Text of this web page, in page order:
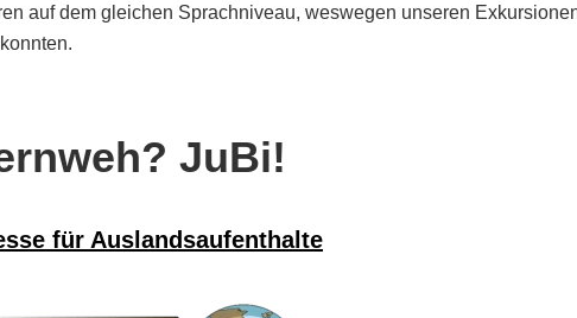
auf dem gleichen Sprachniveau, weswegen unseren
JuBi!
für Auslandsaufenthalte